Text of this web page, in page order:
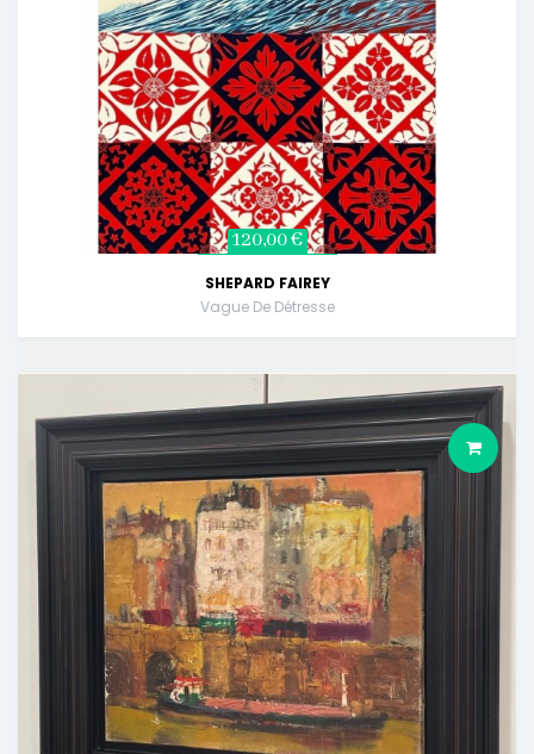
120,00 €
SHEPARD FAIREY
Vague De Détresse